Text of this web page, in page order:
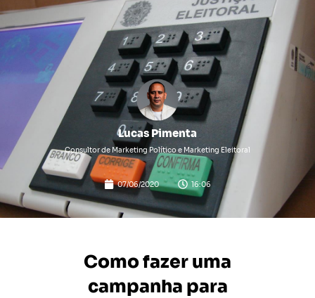
Lucas Pimenta
Consultor de Marketing Político e Marketing Eleitoral
07/06/2020 16:06
Como fazer uma
campanha para